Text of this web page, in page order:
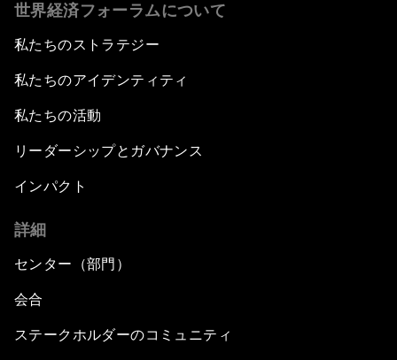
世界経済フォーラムについて
私たちのストラテジー
私たちのアイデンティティ
私たちの活動
リーダーシップとガバナンス
インパクト
詳細
センター（部門）
会合
ステークホルダーのコミュニティ